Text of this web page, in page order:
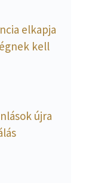
elkapja
kell
újra